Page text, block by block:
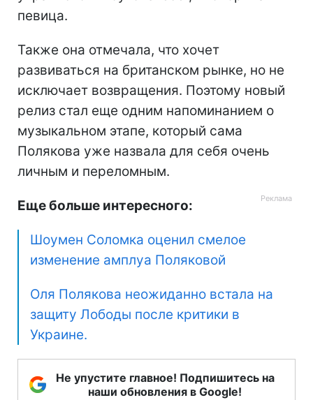
певица.
Также она отмечала, что хочет
развиваться на британском рынке, но не
исключает возвращения. Поэтому новый
релиз стал еще одним напоминанием о
музыкальном этапе, который сама
Полякова уже назвала для себя очень
личным и переломным.
Еще больше интересного:
Шоумен Соломка оценил смелое
изменение амплуа Поляковой
Оля Полякова неожиданно встала на
защиту Лободы после критики в
Украине.
Не упустите главное! Подпишитесь на
наши обновления в Google!